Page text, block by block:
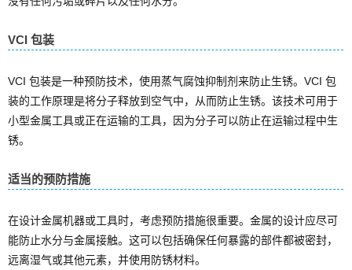
VCI 包装
VCI 包装是一种预防技术，使用蒸气腐蚀抑制剂来防止生锈。VCI 包
装的工作原理是将分子释放到空气中，从而防止生锈。该技术可用于
小型金属工具或正在运输的工具，因为分子可以防止在运输过程中生
锈。
适当的预防措施
在设计金属机器或工具时，考虑预防措施很重要。金属的设计应尽可
能防止水分与金属接触。这可以包括确保任何暴露的部件都被密封，
远离湿气或其他元素，并使用防锈材料。